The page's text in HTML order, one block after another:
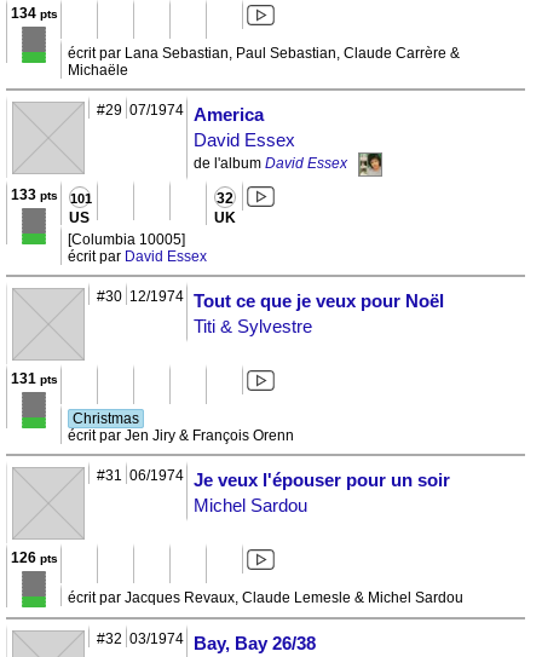
134pts
écrit par Lana Sebastian, Paul Sebastian, Claude Carrère &
Michaële
#29 07/1974 America
David Essex
de l'album David Essex
133pts
101
US
32
UK
[Columbia 10005]
écrit par David Essex
#30 12/1974 Tout ce que je veux pour Noël
Titi & Sylvestre
131 pts
Christmas
écrit par Jen Jiry & François Orenn
#31 06/1974 Je veux l'épouser pour un soir
Michel Sardou
126pts
écrit par Jacques Revaux, Claude Lemesle & Michel Sardou
#32 03/1974
Bay, Bay 26/38